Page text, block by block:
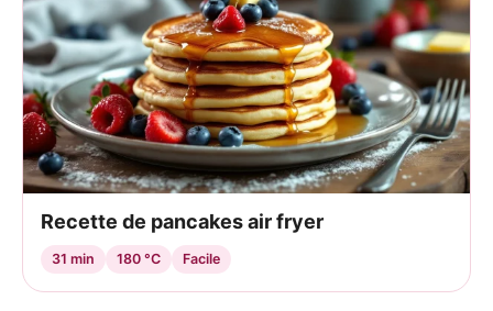
Recette de pancakes air fryer
31 min 180 °C Facile